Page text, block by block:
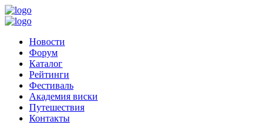
Новости
Форум
Каталог
Рейтинги
Фестиваль
Академия виски
Путешествия
Контакты